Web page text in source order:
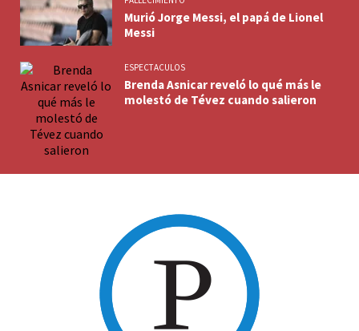
Murió Jorge Messi, el papá de Lionel
Messi
ESPECTACULOS
Brenda Asnicar reveló lo qué más le
molestó de Tévez cuando salieron